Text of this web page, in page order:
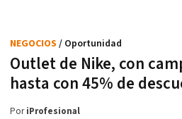
Outlet de Nike, con
hasta con 45% de
NEGOCIOS / Oportunidad
PoriProfesional